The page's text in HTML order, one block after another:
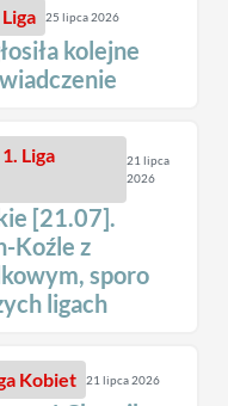
25 lipca 2026
kolejne
Liga
21 lipca
2026
[21.07].
Koźle z
sporo
ligach
Kobiet 21 lipca 2026